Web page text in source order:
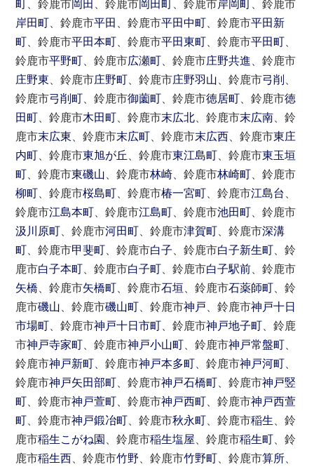
町 、鈴鹿市岡田 、鈴鹿市岡田町 、鈴鹿市岸岡町
、鈴鹿市
岸田町 、鈴鹿市平田 、鈴鹿市平田中町 、鈴鹿市平田新
町 、鈴鹿市平田本町 、鈴鹿市平田東町 、鈴鹿市平田町
鈴鹿市平野町 、鈴鹿市広瀬町 、鈴鹿市庄野共進 、鈴鹿市
庄野東 、鈴鹿市庄野町 、鈴鹿市庄野羽山 、鈴鹿市弓削
鈴鹿市弓削町 、鈴鹿市御薗町 、鈴鹿市徳居町 、鈴鹿市徳
田町 、鈴鹿市木田町 、鈴鹿市末広北 、鈴鹿市末広南 、鈴
鹿市末広東 、鈴鹿市末広町 、鈴鹿市末広西 、鈴鹿市東庄
内町 、鈴鹿市東旭が丘 、鈴鹿市東江島町 、鈴鹿市東玉垣
町 、鈴鹿市東磯山 、鈴鹿市林崎 、鈴鹿市林崎町 、鈴鹿市
柳町 、鈴鹿市桜島町 、鈴鹿市椿一宮町 、鈴鹿市江島台
鈴鹿市江島本町 、鈴鹿市江島町 、鈴鹿市池田町 、鈴鹿市
汲川原町 、鈴鹿市河田町 、鈴鹿市津賀町 、鈴鹿市深溝
町 、鈴鹿市甲斐町 、鈴鹿市白子 、鈴鹿市白子新生町 、鈴
鹿市白子本町 、鈴鹿市白子町 、鈴鹿市白子駅前 、鈴鹿市
矢橋 、鈴鹿市矢橋町 、鈴鹿市石垣 、鈴鹿市石薬師町 、鈴
鹿市磯山 、鈴鹿市磯山町 、鈴鹿市神戸 、鈴鹿市神戸十日
市場町 、鈴鹿市神戸十日市町 、鈴鹿市神戸地子町 、鈴鹿
市神戸寺家町 、鈴鹿市神戸小山町 、鈴鹿市神戸常盤町
鈴鹿市神戸新町 、鈴鹿市神戸本多町 、鈴鹿市神戸河町
鈴鹿市神戸矢田部町 、鈴鹿市神戸石橋町 、鈴鹿市神戸竪
町 、鈴鹿市神戸萱町 、鈴鹿市神戸西町 、鈴鹿市神戸西萱
町 、鈴鹿市神戸鍛冶町 、鈴鹿市秋永町 、鈴鹿市稲生 、鈴
鹿市稲生こがね園 、鈴鹿市稲生塩屋 、鈴鹿市稲生町 、鈴
鹿市稲生西 、鈴鹿市竹野 、鈴鹿市竹野町 、鈴鹿市算所